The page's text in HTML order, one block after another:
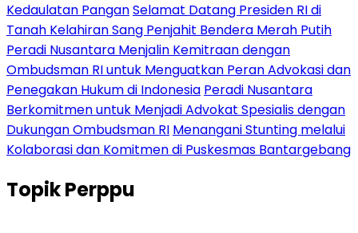
Kedaulatan PanganSelamat Datang Presiden RI di
Tanah Kelahiran Sang Penjahit Bendera Merah Putih
Peradi Nusantara Menjalin Kemitraan dengan
Ombudsman RI untuk Menguatkan Peran Advokasi dan
Penegakan Hukum di Indonesia Peradi Nusantara
Berkomitmen untuk Menjadi Advokat Spesialis dengan
Dukungan Ombudsman RI Menangani Stunting melalui
Kolaborasi dan Komitmen di Puskesmas Bantargebang
TopikPerppu